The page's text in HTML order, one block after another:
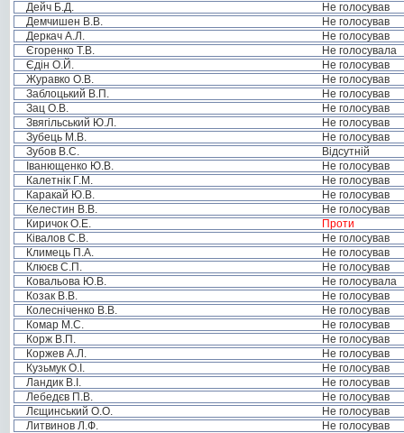
Дейч Б.Д.
Не голосував
Демчишен В.В.
Не голосував
Деркач А.Л.
Не голосував
Єгоренко Т.В.
Не голосувала
Єдін О.Й.
Не голосував
Журавко О.В.
Не голосував
Заблоцький В.П.
Не голосував
Зац О.В.
Не голосував
Звягільський Ю.Л.
Не голосував
Зубець М.В.
Не голосував
Зубов В.С.
Відсутній
Іванющенко Ю.В.
Не голосував
Калетнік Г.М.
Не голосував
Каракай Ю.В.
Не голосував
Келестин В.В.
Не голосував
Киричок О.Е.
Проти
Ківалов С.В.
Не голосував
Климець П.А.
Не голосував
Клюєв С.П.
Не голосував
Ковальова Ю.В.
Не голосувала
Козак В.В.
Не голосував
Колесніченко В.В.
Не голосував
Комар М.С.
Не голосував
Корж В.П.
Не голосував
Коржев А.Л.
Не голосував
Кузьмук О.І.
Не голосував
Ландик В.І.
Не голосував
Лебедєв П.В.
Не голосував
Лєщинський О.О.
Не голосував
Литвинов Л.Ф.
Не голосував